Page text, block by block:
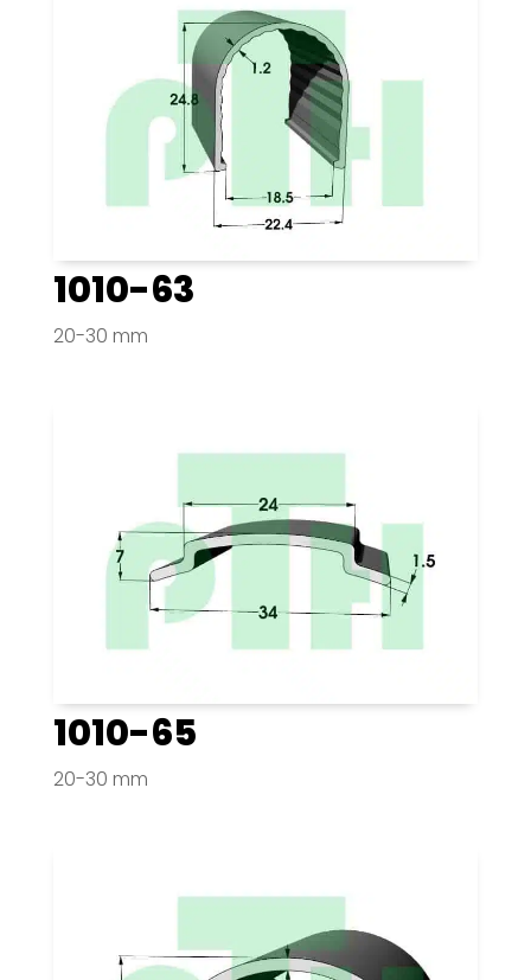
1010-63
20-30 mm
1010-65
20-30 mm